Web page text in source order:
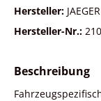
Hersteller:
Hersteller-Nr.:
Beschreibung